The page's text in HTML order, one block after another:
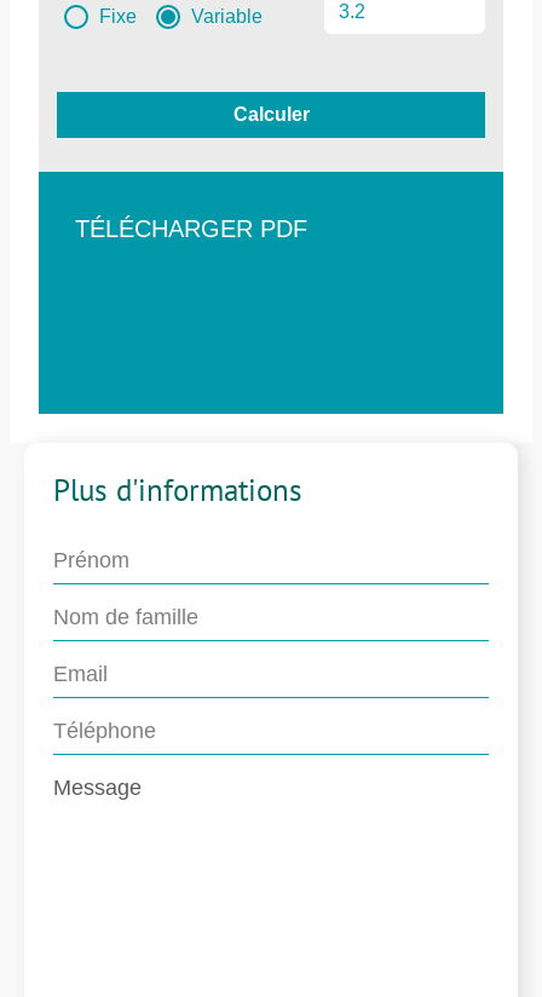
Fixe Variable
Calculer
TÉLÉCHARGER PDF
Plus d'informations